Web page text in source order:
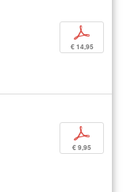
p
€ 14,95
p
€ 9,95